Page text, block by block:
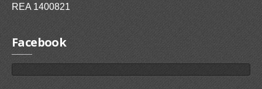
REA 1400821
Facebook